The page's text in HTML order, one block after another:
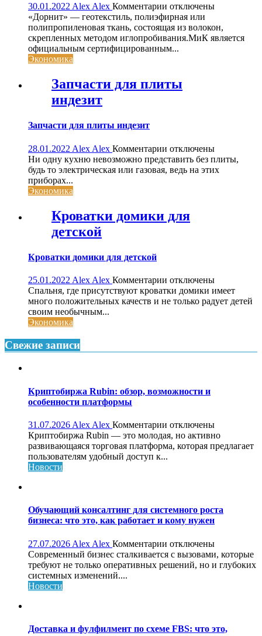
30.01.2022 Alex Alex Комментарии к
записи
Дорнит:
область
применения
отключены
«Дорнит» — геотекстиль, полиэфирная или
полипропиленовая ткань, состоящая из волокон,
скрепленных методом иглопробивания.МиК является
официальным сертифицированным...
Экономика
Запчасти для плиты
индезит
Запчасти для плиты индезит
28.01.2022 Alex Alex Комментарии к
записи
Запчасти
отключены
Ни одну кухню невозможно представить без плиты,
будь то электрическая или газовая, ведь на этих
приборах...
Экономика
Кроватки домики для
детской
Кроватки домики для детской
25.01.2022 Alex Alex Комментарии к
записи
Кроватки
отключены
Спальня, где присутствуют кроватки домики имеет
много положительных качеств и не только радует детей
своим необычным...
Экономика
Свежие записи
Криптобиржа Rubin: обзор, возможности и
особенности платформы
31.07.2026 Alex Alex Комментарии к
записи
Криптобиржа
платформы
отключены
Криптобиржа Rubin — это молодая, но активно
развивающаяся торговая платформа, которая предлагает
пользователям удобный доступ к...
Новости
Обучающий консалтинг для системного роста
бизнеса: что это, как работает и кому нужен
27.07.2026 Alex Alex Комментарии к
записи
Обучающий
что
отключены
Современный бизнес сталкивается с вызовами, которые
требуют не только оперативных решений, но и глубоких
системных изменений....
Новости
Доставка и фулфилмент по схеме FBS: что это,